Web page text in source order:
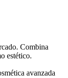
Combina
estético.
avanzada